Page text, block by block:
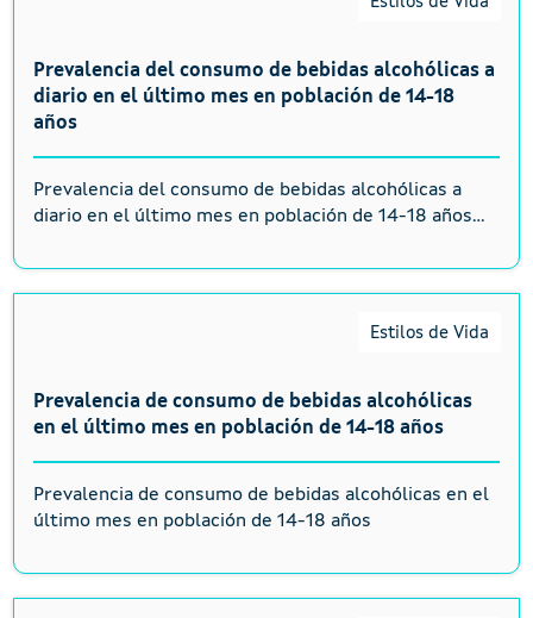
Prevalencia del consumo de bebidas alcohólicas a
diario en el último mes en población de 14-18
años
Prevalencia del consumo de bebidas alcohólicas a
diario en el último mes en población de 14-18 años...
Estilos de Vida
Prevalencia de consumo de bebidas alcohólicas
en el último mes en población de 14-18 años
Prevalencia de consumo de bebidas alcohólicas en el
último mes en población de 14-18 años